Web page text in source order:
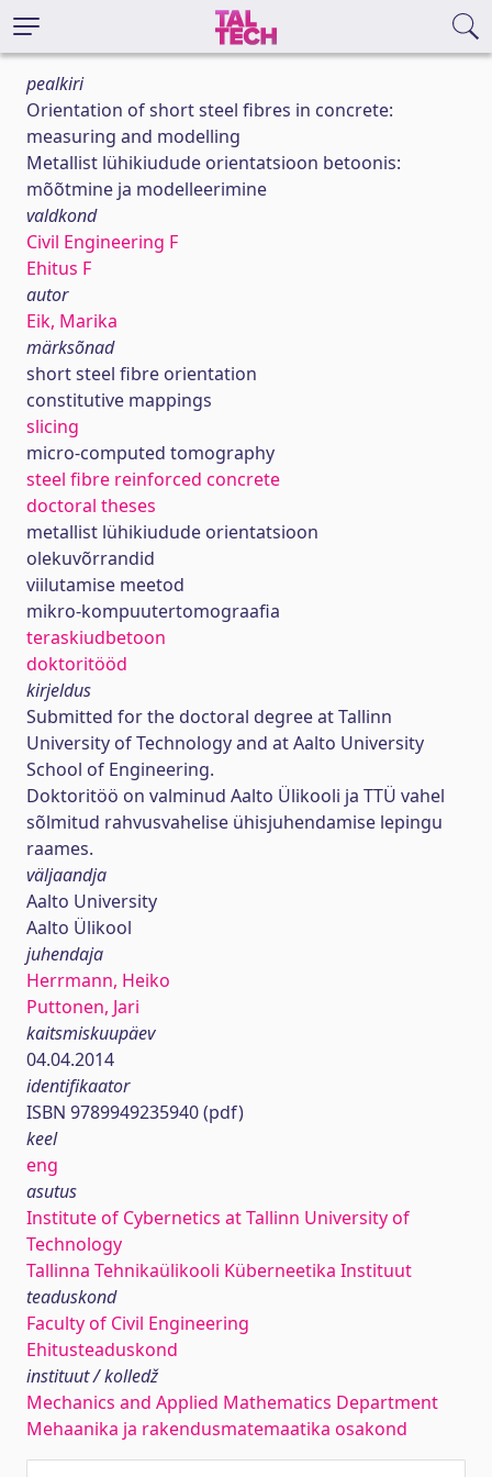
pealkiri
Orientation of short steel fibres in concrete:
measuring and modelling
Metallist lühikiudude orientatsioon betoonis:
mõõtmine ja modelleerimine
valdkond
Civil Engineering F
Ehitus F
autor
Eik, Marika
märksõnad
short steel fibre orientation
constitutive mappings
slicing
micro-computed tomography
steel fibre reinforced concrete
doctoral theses
metallist lühikiudude orientatsioon
olekuvõrrandid
viilutamise meetod
mikro-kompuutertomograafia
teraskiudbetoon
doktoritööd
kirjeldus
Submitted for the doctoral degree at Tallinn
University of Technology and at Aalto University
School of Engineering.
Doktoritöö on valminud Aalto Ülikooli ja TTÜ vahel
sõlmitud rahvusvahelise ühisjuhendamise lepingu
raames.
väljaandja
Aalto University
Aalto Ülikool
juhendaja
Herrmann, Heiko
Puttonen, Jari
kaitsmiskuupäev
04.04.2014
identifikaator
ISBN 9789949235940 (pdf)
keel
eng
asutus
Institute of Cybernetics at Tallinn University of
Technology
Tallinna Tehnikaülikooli Küberneetika Instituut
teaduskond
Faculty of Civil Engineering
Ehitusteaduskond
instituut / kolledž
Mechanics and Applied Mathematics Department
Mehaanika ja rakendusmatemaatika osakond